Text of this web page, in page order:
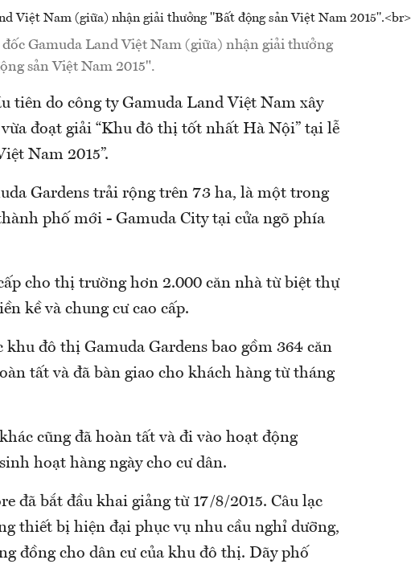
Gamuda Land Việt Nam (giữa) nhận giải thưởng
sản Việt Nam 2015".
tiên do công ty Gamuda Land Việt Nam xây
đoạt giải “Khu đô thị tốt nhất Hà Nội” tại lễ
Nam 2015”.
Gardens trải rộng trên 73 ha, là một trong
phố mới - Gamuda City tại cửa ngõ phía
cho thị trường hơn 2.000 căn nhà từ biệt thự
kề và chung cư cao cấp.
đô thị Gamuda Gardens bao gồm 364 căn
tất và đã bàn giao cho khách hàng từ tháng
cũng đã hoàn tất và đi vào hoạt động
hoạt hàng ngày cho cư dân.
đã bắt đầu khai giảng từ 17/8/2015. Câu lạc
thiết bị hiện đại phục vụ nhu cầu nghỉ dưỡng,
đồng cho dân cư của khu đô thị. Dãy phố